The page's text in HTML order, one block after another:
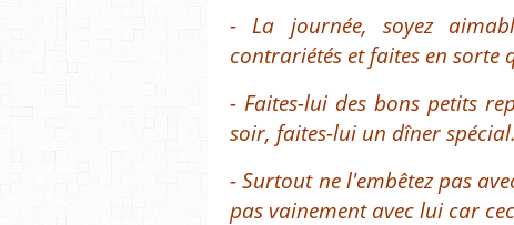
- La journée, soyez
contrariétés et faites en
- Faites-lui des bons petits
soir, faites-lui un dîner spécial.
- Surtout ne l'embêtez pas
pas vainement avec lui car